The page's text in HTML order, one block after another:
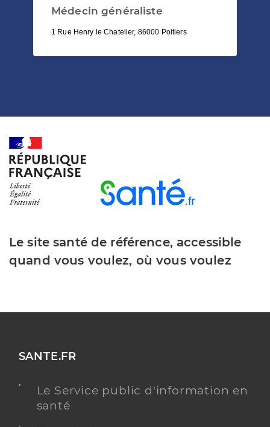
Médecin généraliste
1 Rue Henry le Chatelier, 86000 Poitiers
Le site santé de référence, accessible
quand vous voulez, où vous voulez
SANTE.FR
Le Service public d'information en
santé